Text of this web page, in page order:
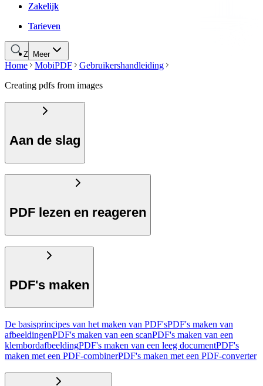
Zakelijk
Tarieven
Meer
Zakelijk
Tarieven
Zoeken
Home MobiPDF
Gebruikershandleiding
Creating pdfs from images
Aan de slag
PDF lezen en reageren
PDF's maken
De basisprincipes van het maken van PDF'sPDF's maken van
afbeeldingenPDF's maken van een scanPDF's maken van een
klembordafbeeldingPDF's maken van een leeg documentPDF's
maken met een PDF-combinerPDF's maken met een PDF-converter